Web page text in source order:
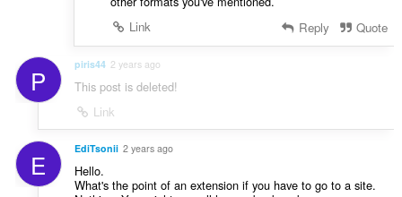
Link
Reply Quote
P piris44 2 years ago
This post is deleted!
Link
E EdiTsonii 2 years ago
Hello.
What's the point of an extension if you have to go to a site.